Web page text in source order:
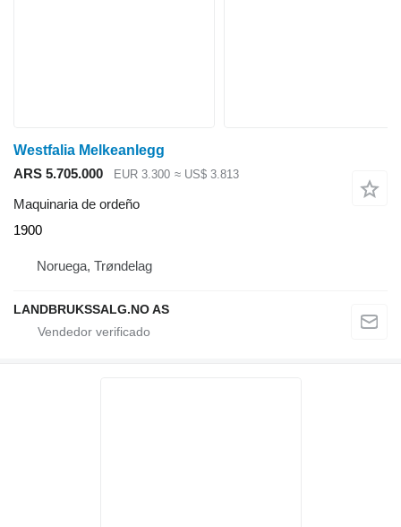
Westfalia Melkeanlegg
ARS 5.705.000
EUR 3.300 ≈ US$ 3.813
Maquinaria de ordeño
1900
Noruega, Trøndelag
LANDBRUKSSALG.NO AS